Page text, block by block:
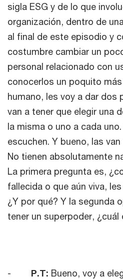
sigla ESG y de lo que
organización, dentro de
al final de este episodio y
costumbre cambiar un
personal relacionado con
conocerlos un poquito
humano, les voy a dar dos
van a tener que elegir una
la misma o uno a cada
escuchen. Y bueno, las
No tienen absolutamente
La primera pregunta es,
fallecida o que aún viva,
¿Y por qué? Y la segunda
tener un superpoder, ¿cuál
- P.T: Bueno, voy a